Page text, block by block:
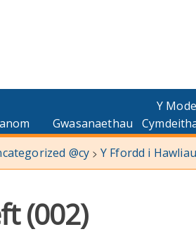
Gwasanaethau
Y
@cy >Y Ffordd i
(002)